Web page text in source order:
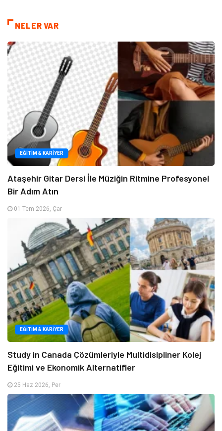
NELER VAR
EĞITIM & KARIYER
Ataşehir Gitar Dersi İle Müziğin Ritmine Profesyonel
Bir Adım Atın
01 Tem 2026, Çar
EĞITIM & KARIYER
Study in Canada Çözümleriyle Multidisipliner Kolej
Eğitimi ve Ekonomik Alternatifler
25 Haz 2026, Per